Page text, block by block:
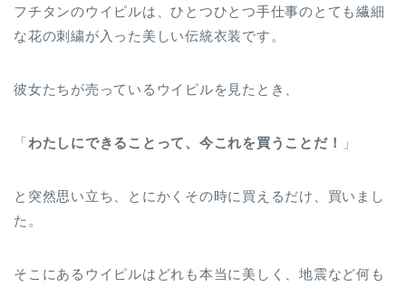
フチタンのウイピルは、ひとつひとつ手仕事のとても繊細
な花の刺繍が入った美しい伝統衣装です。
彼女たちが売っているウイピルを見たとき、
「わたしにできることって、今これを買うことだ！ 」
と突然思い立ち、とにかくその時に買えるだけ、買いまし
た。
そこにあるウイピルはどれも本当に美しく、地震など何も